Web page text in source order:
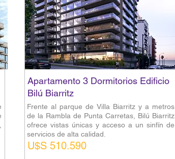
Apartamento 3 Dormitorios Edificio
Bilú Biarritz
Frente al parque de Villa Biarritz y a metros
de la Rambla de Punta Carretas, Bilú Biarritz
ofrece vistas únicas y acceso a un sinfín de
servicios de alta calidad.
U$S 510.590